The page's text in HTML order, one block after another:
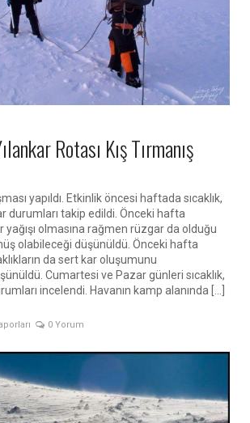
Rotası Kış Tırmanış
yapıldı. Etkinlik öncesi haftada sıcaklık,
durumları takip edildi. Önceki hafta
yağışı olmasına rağmen rüzgar da olduğu
olabileceği düşünüldü. Önceki hafta
da sert kar oluşumunu
Cumartesi ve Pazar günleri sıcaklık,
incelendi. Havanın kamp alanında […]
0 Yorum